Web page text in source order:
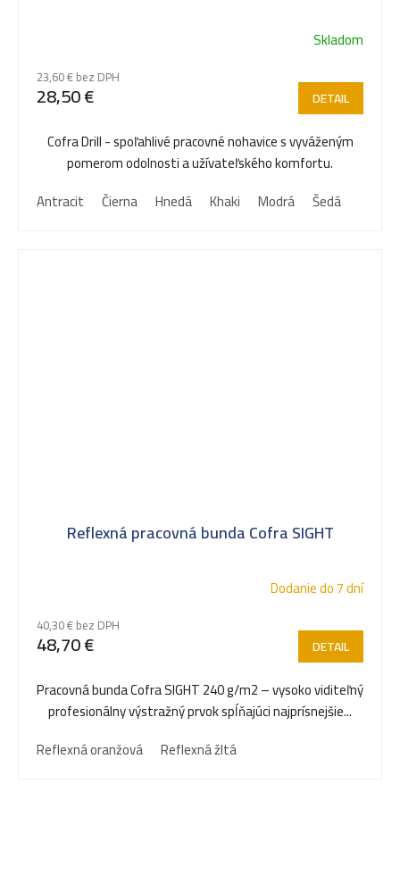
Skladom
23,60 € bez DPH
28,50 € DETAIL
Cofra Drill - spoľahlivé pracovné nohavice s vyváženým
pomerom odolnosti a užívateľského komfortu.
Antracit
Čierna Hnedá Khaki Modrá Šedá
Reflexná pracovná bunda Cofra SIGHT
Dodanie do 7 dní
40,30 € bez DPH
48,70 € DETAIL
Pracovná bunda Cofra SIGHT 240 g/m2 – vysoko viditeľný
profesionálny výstražný prvok spĺňajúci najprísnejšie...
Reflexná oranžová
Reflexná žltá